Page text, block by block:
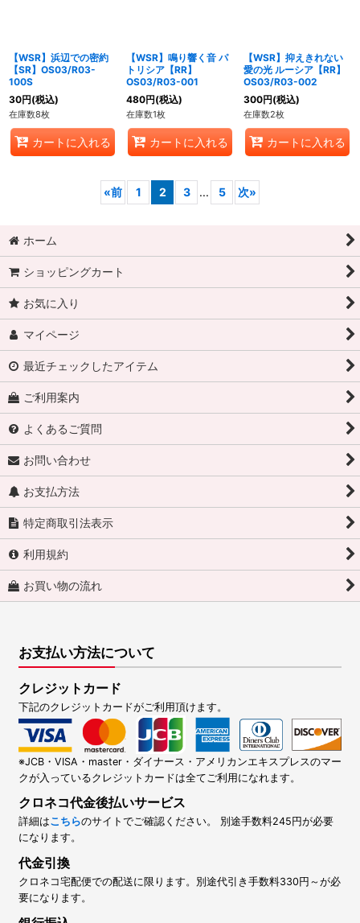
【WSR】浜辺での密約
【SR】OS03/R03-
100S
30円(税込)
在庫数8枚
カートに入れる
【WSR】鳴り響く音 パ
トリシア【RR】
OS03/R03-001
480円(税込)
在庫数1枚
カートに入れる
【WSR】抑えきれない
愛の光 ルーシア【RR】
OS03/R03-002
300円(税込)
在庫数2枚
カートに入れる
«前 1 2 3 ... 5 次»
ホーム
ショッピングカート
お気に入り
マイページ
最近チェックしたアイテム
ご利用案内
よくあるご質問
お問い合わせ
お支払方法
特定商取引法表示
利用規約
お買い物の流れ
お支払い方法について
クレジットカード
下記のクレジットカードがご利用頂けます。
※JCB・VISA・master・ダイナース・アメリカンエキスプレスのマー
クが入っているクレジットカードは全てご利用になれます。
クロネコ代金後払いサービス
詳細はこちらのサイトでご確認ください。 別途手数料245円が必要
になります。
代金引換
クロネコ宅配便での配送に限ります。別途代引き手数料330円～が必
要になります。